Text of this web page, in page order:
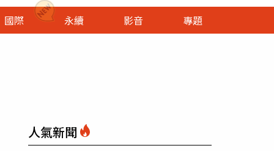
國際 永續 影音
專題
人氣新聞